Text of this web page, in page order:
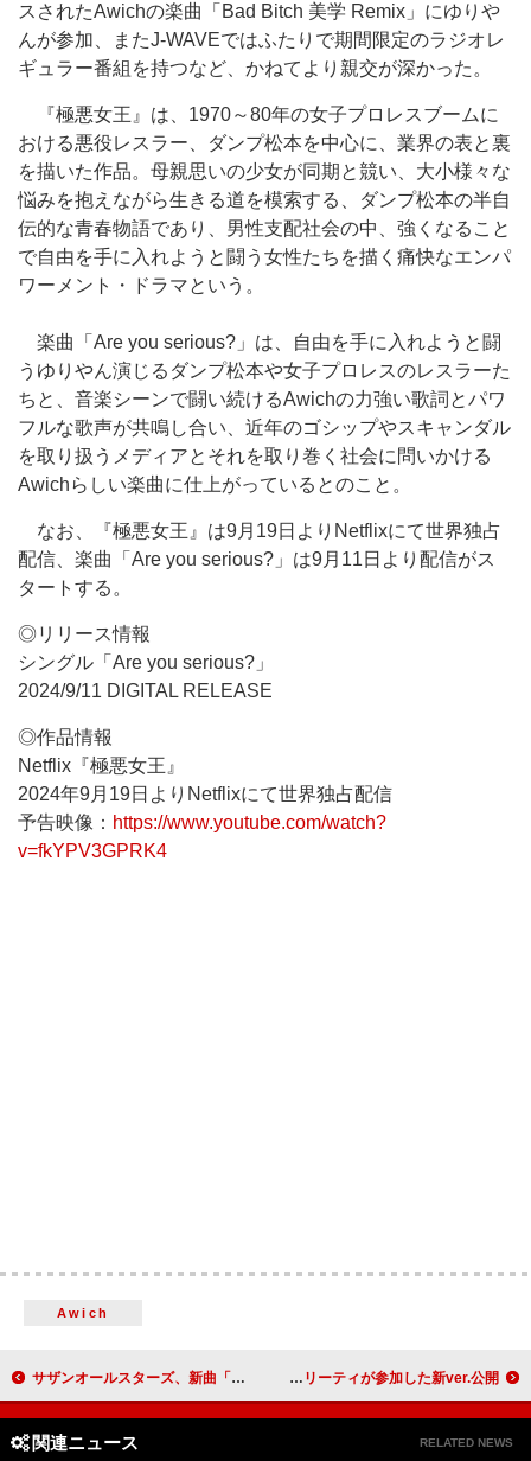
スされたAwichの楽曲「Bad Bitch 美学 Remix」にゆりや
んが参加、またJ-WAVEではふたりで期間限定のラジオレ
ギュラー番組を持つなど、かねてより親交が深かった。
『極悪女王』は、1970～80年の女子プロレスブームに
おける悪役レスラー、ダンプ松本を中心に、業界の表と裏
を描いた作品。母親思いの少女が同期と競い、大小様々な
悩みを抱えながら生きる道を模索する、ダンプ松本の半自
伝的な青春物語であり、男性支配社会の中、強くなること
で自由を手に入れようと闘う女性たちを描く痛快なエンパ
ワーメント・ドラマという。
楽曲「Are you serious?」は、自由を手に入れようと闘
うゆりやん演じるダンプ松本や女子プロレスのレスラーた
ちと、音楽シーンで闘い続けるAwichの力強い歌詞とパワ
フルな歌声が共鳴し合い、近年のゴシップやスキャンダル
を取り扱うメディアとそれを取り巻く社会に問いかける
Awichらしい楽曲に仕上がっているとのこと。
なお、『極悪女王』は9月19日よりNetflixにて世界独占
配信、楽曲「Are you serious?」は9月11日より配信がス
タートする。
◎リリース情報
シングル「Are you serious?」
2024/9/11 DIGITAL RELEASE
◎作品情報
Netflix『極悪女王』
2024年9月19日 よりNetflixにて世界独占配信
予告映像： https://www.youtube.com/watch?
v=fkYPV3GPRK4
Awich
サザンオールスターズ、新曲「ジャンヌ・ダルクによろしく」配信決定 前代未聞のライブ・ビューイングも ボン・ジョヴィ、「The People’s House」にザ・ウォー・アンド・トリーティが参加した新ver.公開
関連ニュース RELATED NEWS